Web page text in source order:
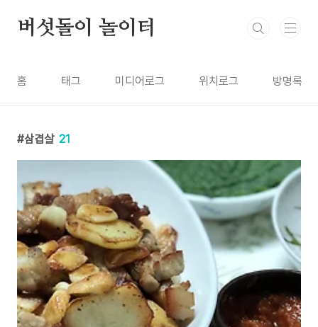
버섯돌이 놀이터
홈 태그 미디어로그 위치로그 방명록
삼겹살 21